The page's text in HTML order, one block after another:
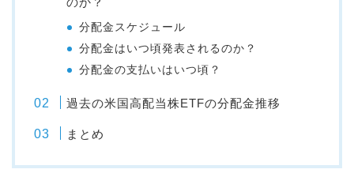
分配金スケジュール
分配金はいつ頃発表されるのか？
分配金の支払いはいつ頃？
過去の米国高配当株ETFの分配金推移
まとめ